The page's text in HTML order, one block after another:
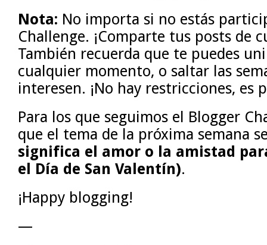
Nota: No importa si no estás
Challenge. ¡Comparte tus posts de
También recuerda que te puedes
cualquier momento, o saltar las
interesen. ¡No hay restricciones, es
Para los que seguimos el Blogger
que el tema de la próxima semana
significa el amor o la amistad
el Día de San Valentín).
¡Happy blogging!
—